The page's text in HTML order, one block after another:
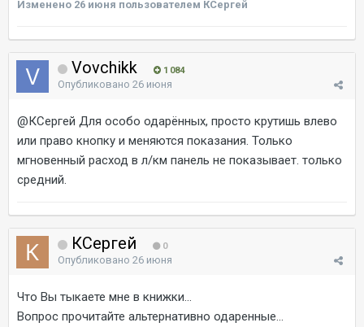
Изменено 26 июня пользователем КСергей
Vovchikk 1 084
Опубликовано 26 июня
@КСергей Для особо одарённых, просто крутишь влево
или право кнопку и меняются показания. Только
мгновенный расход в л/км панель не показывает. только
средний.
КСергей 0
Опубликовано 26 июня
Что Вы тыкаете мне в книжки...
Вопрос прочитайте альтернативно одаренные...